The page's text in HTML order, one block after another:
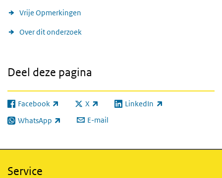
Vrije Opmerkingen
Over dit onderzoek
Deel deze pagina
Facebook
(externe link) X
(externe link) LinkedIn
(externe link)
WhatsApp
(externe link) E-mail
Service